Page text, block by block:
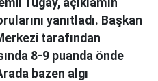
Tugay, açıklamın
yanıtladı. Başkan
tarafından
8-9 puanda önde
bazen algı